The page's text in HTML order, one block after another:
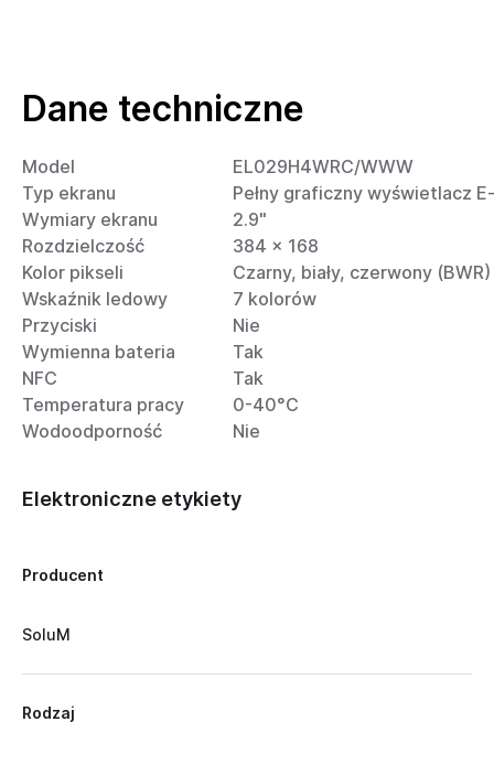
Dane techniczne
Model
EL029H4WRC/WWW
Typ ekranu
Pełny graficzny wyświetlacz
Wymiary ekranu
2.9"
Rozdzielczość
384 × 168
Kolor pikseli
Czarny, biały, czerwony (BWR)
Wskaźnik ledowy
7 kolorów
Przyciski
Nie
Wymienna bateria
Tak
NFC
Tak
Temperatura pracy
0-40°C
Wodoodporność
Nie
Elektroniczne etykiety
Producent
SoluM
Rodzaj